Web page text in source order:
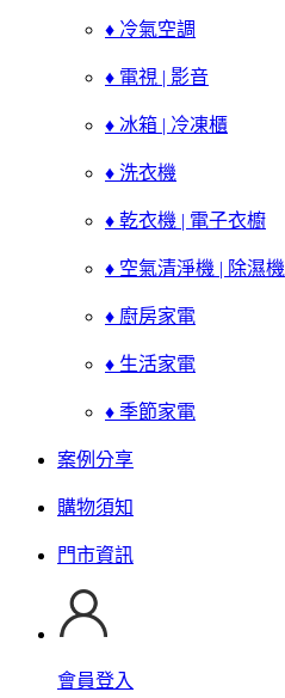
♦ 冷氣空調
♦ 電視 | 影音
♦ 冰箱 | 冷凍櫃
♦ 洗衣機
♦ 乾衣機 | 電子衣櫥
♦ 空氣清淨機 | 除濕機
♦ 廚房家電
♦ 生活家電
♦ 季節家電
案例分享
購物須知
門市資訊
會員登入